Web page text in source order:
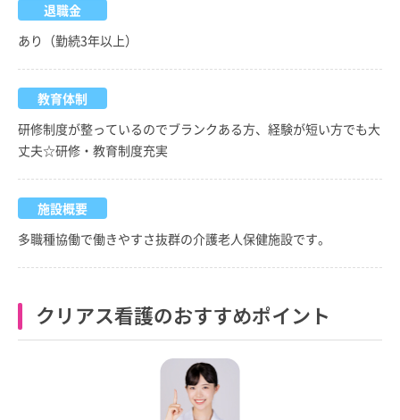
退職金
あり（勤続3年以上）
教育体制
研修制度が整っているのでブランクある方、経験が短い方でも大
丈夫☆研修・教育制度充実
施設概要
多職種協働で働きやすさ抜群の介護老人保健施設です。
クリアス看護のおすすめポイント